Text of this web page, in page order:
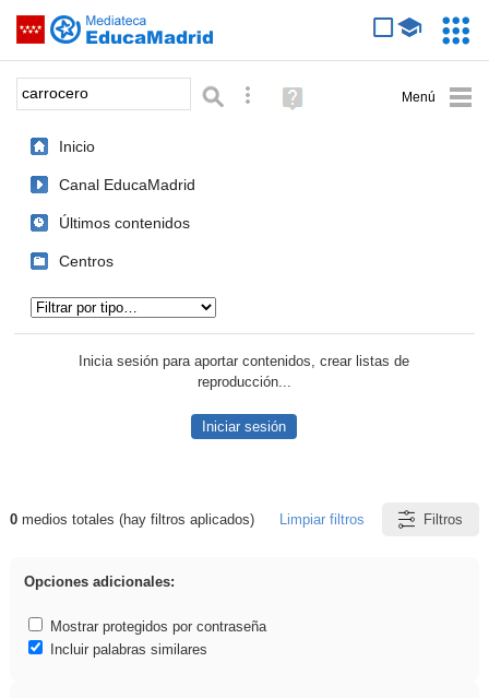
Saltar navegación
Palabra o frase: Búsqueda avanzada
Ayuda
(en
Inicio
Canal EducaMadrid
Últimos contenidos
Centros
Inicia sesión para aportar contenidos, crear listas de
reproducción...
Iniciar sesión
Resultados de: carrocero
0medios totales (hay filtros aplicados) Limpiar filtros Filtros
Opciones adicionales:
Mostrar protegidos por contraseña
Incluir palabras similares